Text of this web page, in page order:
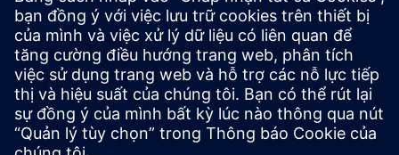
Planar Motor System biến đổi sản xuất thế hệ tiếp theo với
tính linh hoạt, khả năng mở rộng và mô-đun chưa từng có.
Ba thành phần cung cấp khả năng tự do 6-DOF đầy đủ:
xBots bay (di chuyển), Flyways (stator) và PMC, được tích
hợp ...
Tìm hiểu thêm